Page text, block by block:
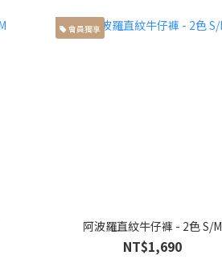
會員獨享
阿波羅直紋牛仔褲 - 2色 S/M
NT$1,690